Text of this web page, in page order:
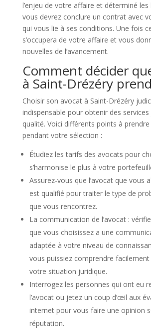
l’enjeu de votre affaire et déterminé
vous devrez conclure un contrat avec
qui vous lie à ses conditions. Une fois
s’occupera de votre affaire et vous
nouvelles de l’avancement.
Comment décider
à Saint-Drézéry
Choisir son avocat à Saint-Drézéry
indispensable pour obtenir des
qualité. Voici différents points à
pendant votre sélection :
Étudiez les tarifs des avocats pour
s’harmonise le plus à votre
Assurez-vous que l’avocat que vous
est qualifié pour traiter le type de
que vous rencontrez.
La communication de l’avocat :
que vous choisissez a une
adaptée à votre niveau de
vous puissiez comprendre
votre situation juridique.
Interrogez les personnes qui ont eu
l’avocat ou jetez un coup d’œil aux
internet pour vous faire une opinion
réputation.